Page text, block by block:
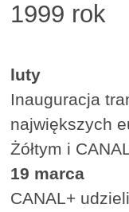
1999 rok
luty
Inauguracja
największych
Żółtym i
19 marca
CANAL+